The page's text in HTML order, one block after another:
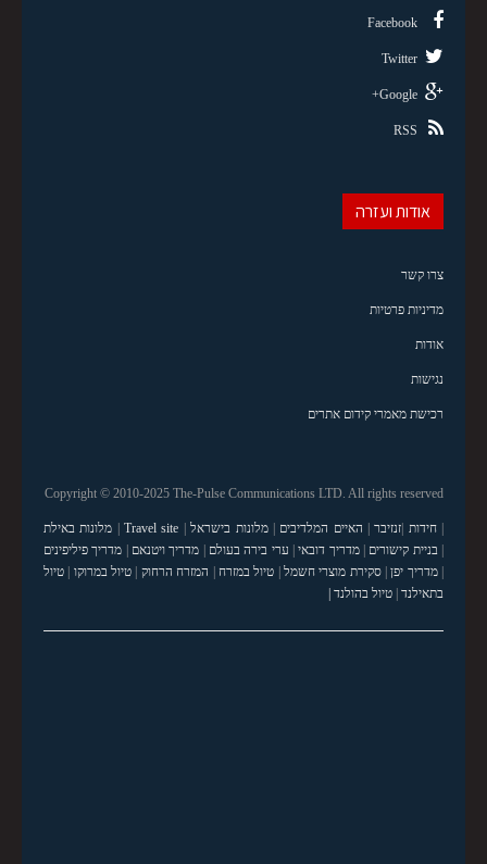
Facebook
Twitter
Google+
RSS
אודות ועזרה
צרו קשר
מדיניות פרטיות
אודות
נגישות
רכישת מאמרי קידום אתרים
Copyright © 2010-2025 The-Pulse Communications LTD. All rights reserved
|חידות זנזיבר| האיים המלדיבים |מלונות בישראל|
Travel site
| מלונות באילת
|בניית קישורים |מדריך דובאי| ערי בירה בעולם מדריך ויטנאם
מדריך פיליפינים
|מדריך יפן|סקירת מוצרי חשמל טיול במזרח המזרח הרחוק טיול במרוקו
טיול
בתאילנד טיול בהולנד |